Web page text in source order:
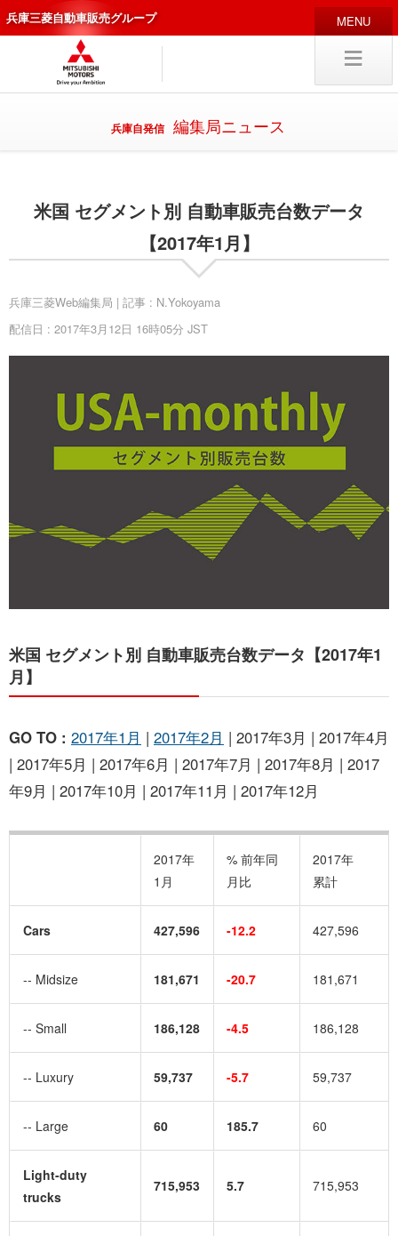
兵庫三菱自動車販売グループ
HOME 販売店
新車 中古・カスタム車
採用情報 キャリア採用
試乗予約
お問い合わせ
兵庫自発信 編集局ニュース
米国 セグメント別 自動車販売台数データ
【2017年1月】
兵庫三菱Web編集局 | 記事 : N.Yokoyama
配信日 : 2017年3月12日 16時05分 JST
米国 セグメント別 自動車販売台数データ【2017年1
月】
GO TO : 2017年1月 | 2017年2月 | 2017年3月 | 2017年4月
| 2017年5月 | 2017年6月 | 2017年7月 | 2017年8月 | 2017
年9月 | 2017年10月 | 2017年11月 | 2017年12月
2017年
1月
% 前年同
月比
2017年
累計
Cars 427,596 -12.2 427,596
-- Midsize 181,671 -20.7 181,671
-- Small 186,128 -4.5 186,128
-- Luxury 59,737 -5.7 59,737
-- Large 60 185.7 60
Light-duty
trucks
715,953 5.7 715,953